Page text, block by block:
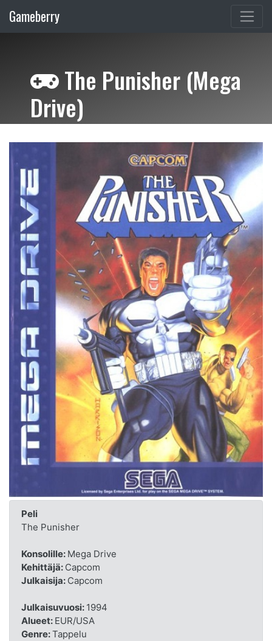
Gameberry
The Punisher (Mega
Drive)
Peli
The Punisher
Konsolille: Mega Drive
Kehittäjä: Capcom
Julkaisija: Capcom
Julkaisuvuosi: 1994
Alueet: EUR/USA
Genre:Tappelu